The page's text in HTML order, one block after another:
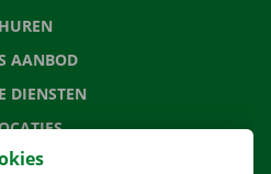
HUREN
AANBOD
DIENSTEN
APP